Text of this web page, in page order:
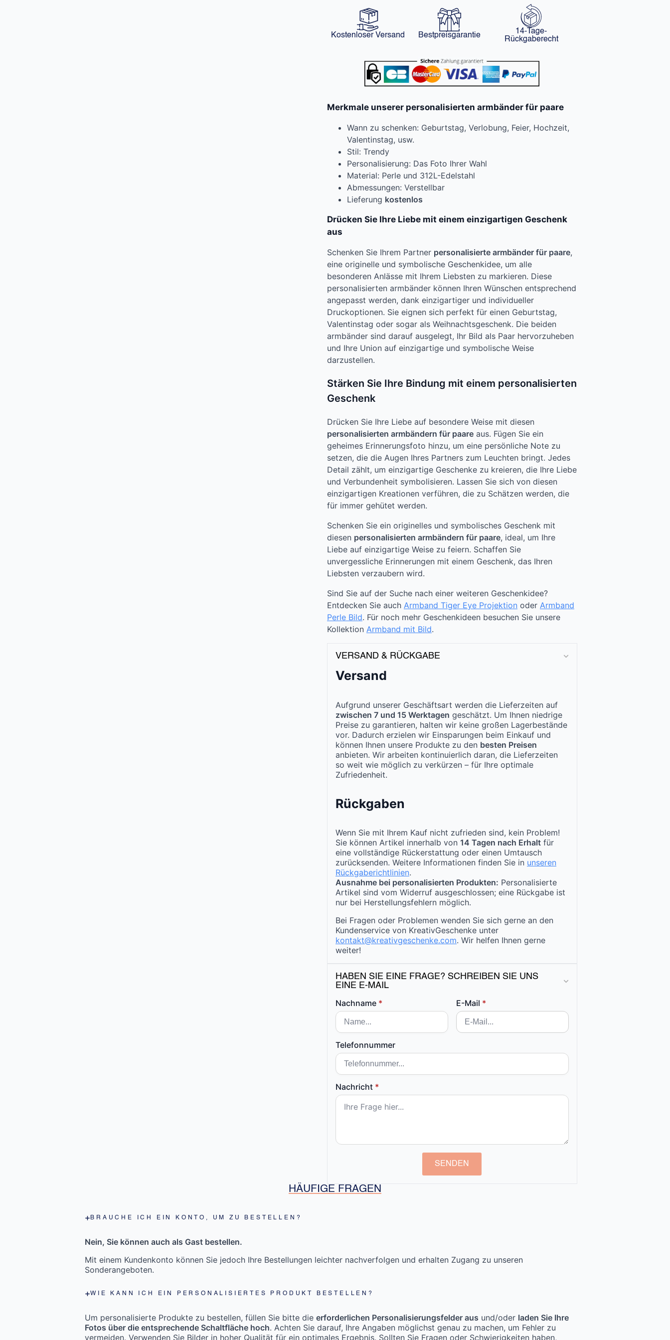
Kostenloser Versand Bestpreisgarantie
14-Tage-
Rückgaberecht
Merkmale unserer personalisierten armbänder für paare
Wann zu schenken: Geburtstag, Verlobung, Feier, Hochzeit,
Valentinstag, usw.
Stil: Trendy
Personalisierung: Das Foto Ihrer Wahl
Material: Perle und 312L-Edelstahl
Abmessungen: Verstellbar
Lieferung kostenlos
Drücken Sie Ihre Liebe mit einem einzigartigen Geschenk
aus
Schenken Sie Ihrem Partner personalisierte armbänder für paare,
eine originelle und symbolische Geschenkidee, um alle
besonderen Anlässe mit Ihrem Liebsten zu markieren. Diese
personalisierten armbänder können Ihren Wünschen entsprechend
angepasst werden, dank einzigartiger und individueller
Druckoptionen. Sie eignen sich perfekt für einen Geburtstag,
Valentinstag oder sogar als Weihnachtsgeschenk. Die beiden
armbänder sind darauf ausgelegt, Ihr Bild als Paar hervorzuheben
und Ihre Union auf einzigartige und symbolische Weise
darzustellen.
Stärken Sie Ihre Bindung mit einem personalisierten
Geschenk
Drücken Sie Ihre Liebe auf besondere Weise mit diesen
personalisierten armbändern für paare aus. Fügen Sie ein
geheimes Erinnerungsfoto hinzu, um eine persönliche Note zu
setzen, die die Augen Ihres Partners zum Leuchten bringt. Jedes
Detail zählt, um einzigartige Geschenke zu kreieren, die Ihre Liebe
und Verbundenheit symbolisieren. Lassen Sie sich von diesen
einzigartigen Kreationen verführen, die zu Schätzen werden, die
für immer gehütet werden.
Schenken Sie ein originelles und symbolisches Geschenk mit
diesen personalisierten armbändern für paare, ideal, um Ihre
Liebe auf einzigartige Weise zu feiern. Schaffen Sie
unvergessliche Erinnerungen mit einem Geschenk, das Ihren
Liebsten verzaubern wird.
Sind Sie auf der Suche nach einer weiteren Geschenkidee?
Entdecken Sie auch Armband Tiger Eye Projektion oder Armband
Perle Bild. Für noch mehr Geschenkideen besuchen Sie unsere
Kollektion Armband mit Bild.
VERSAND & RÜCKGABE
Versand
Aufgrund unserer Geschäftsart werden die Lieferzeiten auf
zwischen 7 und 15 Werktagen geschätzt. Um Ihnen niedrige
Preise zu garantieren, halten wir keine großen Lagerbestände
vor. Dadurch erzielen wir Einsparungen beim Einkauf und
können Ihnen unsere Produkte zu den besten Preisen
anbieten. Wir arbeiten kontinuierlich daran, die Lieferzeiten
so weit wie möglich zu verkürzen – für Ihre optimale
Zufriedenheit.
Rückgaben
Wenn Sie mit Ihrem Kauf nicht zufrieden sind, kein Problem!
Sie können Artikel innerhalb von 14 Tagen nach Erhalt für
eine vollständige Rückerstattung oder einen Umtausch
zurücksenden. Weitere Informationen finden Sie in unseren
Rückgaberichtlinien.
Ausnahme bei personalisierten Produkten: Personalisierte
Artikel sind vom Widerruf ausgeschlossen; eine Rückgabe ist
nur bei Herstellungsfehlern möglich.
Bei Fragen oder Problemen wenden Sie sich gerne an den
Kundenservice von KreativGeschenke unter
kontakt@kreativgeschenke.com. Wir helfen Ihnen gerne
weiter!
HABEN SIE EINE FRAGE? SCHREIBEN SIE UNS
EINE E-MAIL
Nachname * E-Mail *
Telefonnummer
Nachricht *
SENDEN
HÄUFIGE FRAGEN
BRAUCHE ICH EIN KONTO, UM ZU BESTELLEN?
Nein, Sie können auch als Gast bestellen.
Mit einem Kundenkonto können Sie jedoch Ihre Bestellungen leichter nachverfolgen und erhalten Zugang zu unseren
Sonderangeboten.
WIE KANN ICH EIN PERSONALISIERTES PRODUKT BESTELLEN?
Um personalisierte Produkte zu bestellen, füllen Sie bitte dieerforderlichen Personalisierungsfelder aus und/oder laden Sie Ihre
Fotos über die entsprechende Schaltfläche hoch. Achten Sie darauf, Ihre Angaben möglichst genau zu machen, um Fehler zu
vermeiden. Verwenden Sie Bilder in hoher Qualität für ein optimales Ergebnis. Sollten Sie Fragen oder Schwierigkeiten haben,